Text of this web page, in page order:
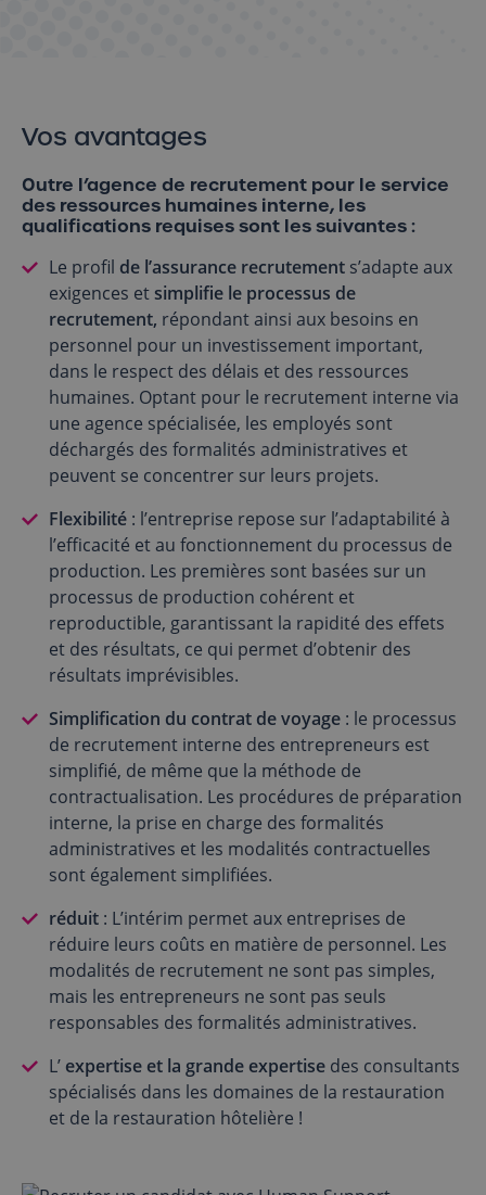
Vos avantages
Outre l’agence de recrutement pour le service
des ressources humaines interne, les
qualifications requises sont les suivantes :
Le profil de l’assurance recrutement s’adapte aux
exigences etsimplifie le processus de
recrutement, répondant ainsi aux besoins en
personnel pour un investissement important,
dans le respect des délais et des ressources
humaines. Optant pour le recrutement interne via
une agence spécialisée, les employés sont
déchargés des formalités administratives et
peuvent se concentrer sur leurs projets.
Flexibilité : l’entreprise repose sur l’adaptabilité à
l’efficacité et au fonctionnement du processus de
production. Les premières sont basées sur un
processus de production cohérent et
reproductible, garantissant la rapidité des effets
et des résultats, ce qui permet d’obtenir des
résultats imprévisibles.
Simplification du contrat de voyage : le processus
de recrutement interne des entrepreneurs est
simplifié, de même que la méthode de
contractualisation. Les procédures de préparation
interne, la prise en charge des formalités
administratives et les modalités contractuelles
sont également simplifiées.
réduit : L’intérim permet aux entreprises de
réduire leurs coûts en matière de personnel. Les
modalités de recrutement ne sont pas simples,
mais les entrepreneurs ne sont pas seuls
responsables des formalités administratives.
L’ expertise et la grande expertise des consultants
spécialisés dans les domaines de la restauration
et de la restauration hôtelière !